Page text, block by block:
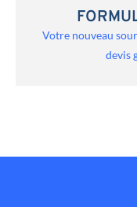
Votre nouveau
devis